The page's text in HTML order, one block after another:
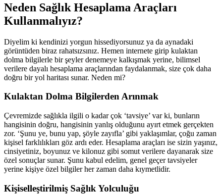
Neden Sağlık Hesaplama Araçları
Kullanmalıyız?
Diyelim ki kendinizi yorgun hissediyorsunuz ya da aynadaki
görüntüden biraz rahatsızsınız. Hemen internete girip kulaktan
dolma bilgilerle bir şeyler denemeye kalkışmak yerine, bilimsel
verilere dayalı hesaplama araçlarından faydalanmak, size çok daha
doğru bir yol haritası sunar. Neden mi?
Kulaktan Dolma Bilgilerden Arınmak
Çevremizde sağlıkla ilgili o kadar çok ‘tavsiye’ var ki, bunların
hangisinin doğru, hangisinin yanlış olduğunu ayırt etmek gerçekten
zor. ‘Şunu ye, bunu yap, şöyle zayıfla’ gibi yaklaşımlar, çoğu zaman
kişisel farklılıkları göz ardı eder. Hesaplama araçları ise sizin yaşınız,
cinsiyetiniz, boyunuz ve kilonuz gibi somut verilere dayanarak size
özel sonuçlar sunar. Şunu kabul edelim, genel geçer tavsiyeler
yerine kişiye özel bilgiler her zaman daha kıymetlidir.
Kişiselleştirilmiş Sağlık Yolculuğu